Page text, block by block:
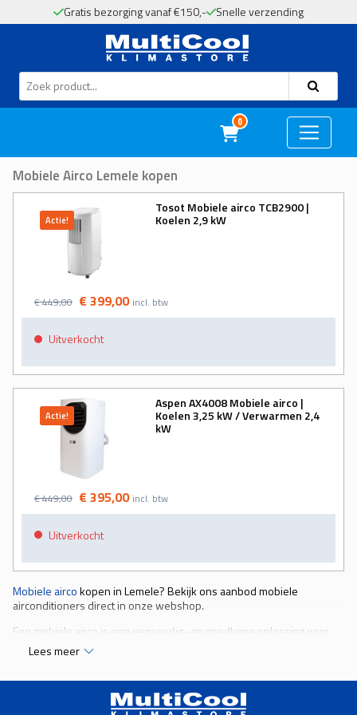
Gratis bezorging vanaf €150,- Snelle verzending
MultiCool
0
Mobiele Airco Lemele kopen
Actie!
Tosot Mobiele airco TCB2900 |
Koelen 2,9 kW
€ 449,00 € 399,00 incl. btw
Uitverkocht
Actie!
Aspen AX4008 Mobiele airco |
Koelen 3,25 kW / Verwarmen 2,4
kW
€ 449,00 € 395,00 incl. btw
Uitverkocht
Mobiele aircokopen in Lemele? Bekijk ons aanbod mobiele
airconditioners direct in onze webshop.
Een mobiele airco is een eenvoudig- en goedkope oplossing voor
verkoelen. De airco is verrijdbaar en kunt u daarom plaatsen waar u
hem nodig heeft. Er is geen verdere installatie nodig. Wel moet de
Lees meer